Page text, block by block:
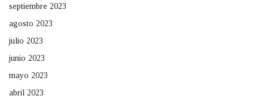
septiembre 2023
agosto 2023
julio 2023
junio 2023
mayo 2023
abril 2023